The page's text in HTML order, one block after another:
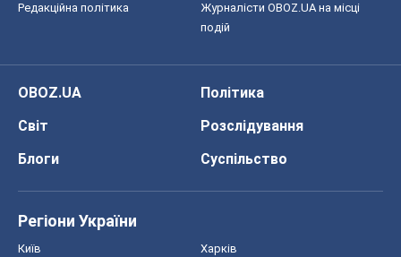
Редакційна політика
Журналісти OBOZ.UA на місці
подій
OBOZ.UA
Політика
Світ
Розслідування
Блоги
Суспільство
Регіони України
Київ Харків